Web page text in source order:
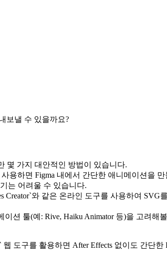
보낼 수 있을까요?
몇 가지 대안적인 방법이 있습니다.
용하면 Figma 내에서 간단한 애니메이션을 만
는 어려울 수 있습니다.
Creator`와 같은 온라인 도구를 사용하여 SVG
션 툴(예: Rive, Haiku Animator 등)을 고려해
도구를 활용하면 After Effects 없이도 간단